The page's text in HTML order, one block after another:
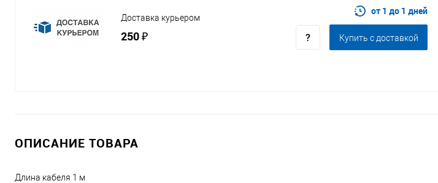
Доставка курьером
250 ₽
от 1 до 1 дней
Купить c доставкой
ОПИСАНИЕ ТОВАРА
Длина кабеля 1 м